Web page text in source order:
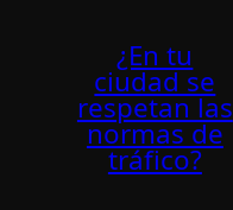
¿En tu
ciudad se
respetan las
normas de
tráfico?